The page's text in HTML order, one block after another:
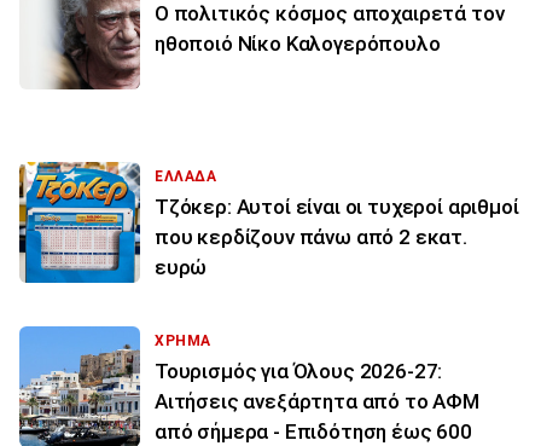
Ο πολιτικός κόσμος αποχαιρετά τον
ηθοποιό Νίκο Καλογερόπουλο
ΕΛΛΑΔΑ
Τζόκερ: Αυτοί είναι οι τυχεροί αριθμοί
που κερδίζουν πάνω από 2 εκατ.
ευρώ
ΧΡΗΜΑ
Τουρισμός για Όλους 2026-27:
Αιτήσεις ανεξάρτητα από το ΑΦΜ
από σήμερα - Επιδότηση έως 600